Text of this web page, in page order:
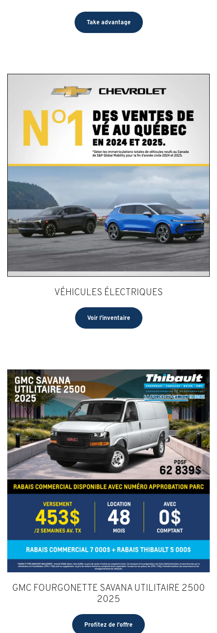
Take advantage
VÉHICULES ÉLECTRIQUES
Voir l'inventaire
GMC FOURGONETTE SAVANA UTILITAIRE 2500
2025
Profitez de l'offre